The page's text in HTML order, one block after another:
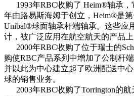
1993年RBC收购了 Heim®轴承，
年由路易斯海姆于创立，Heim®是
Unibal®球面轴承杆端轴承。这些应
计，被广泛应用在航空航天的产品上
2000年RBC收购了位于瑞士的
购使RBC产品系列中增加了公制杆
并以此为中心建立起了欧洲配送中
球的销售业务。
2003年RBC收购了Torrington的航